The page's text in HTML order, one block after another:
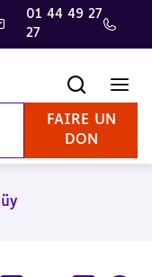
01 44 49 27
27
FAIRE UN
DON